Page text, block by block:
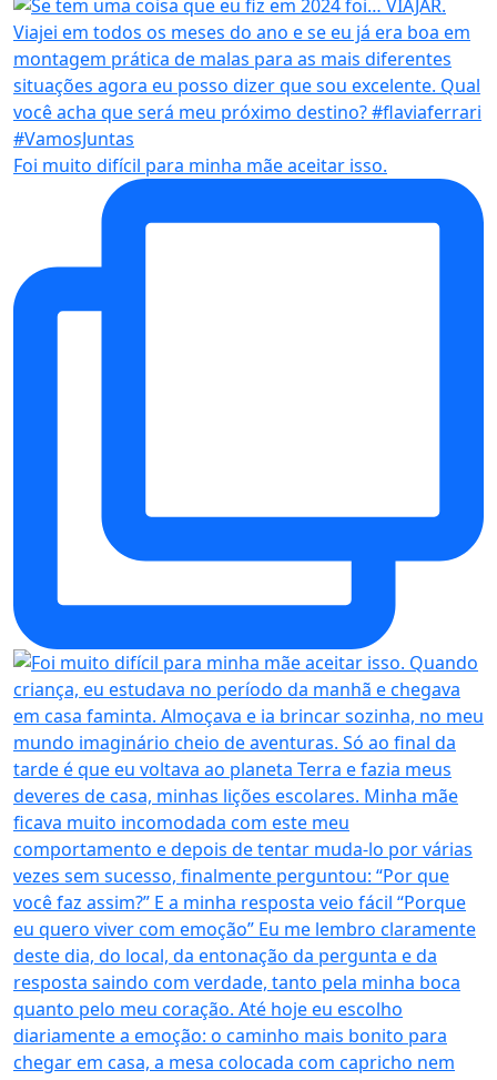
Foi muito difícil para minha mãe aceitar isso.